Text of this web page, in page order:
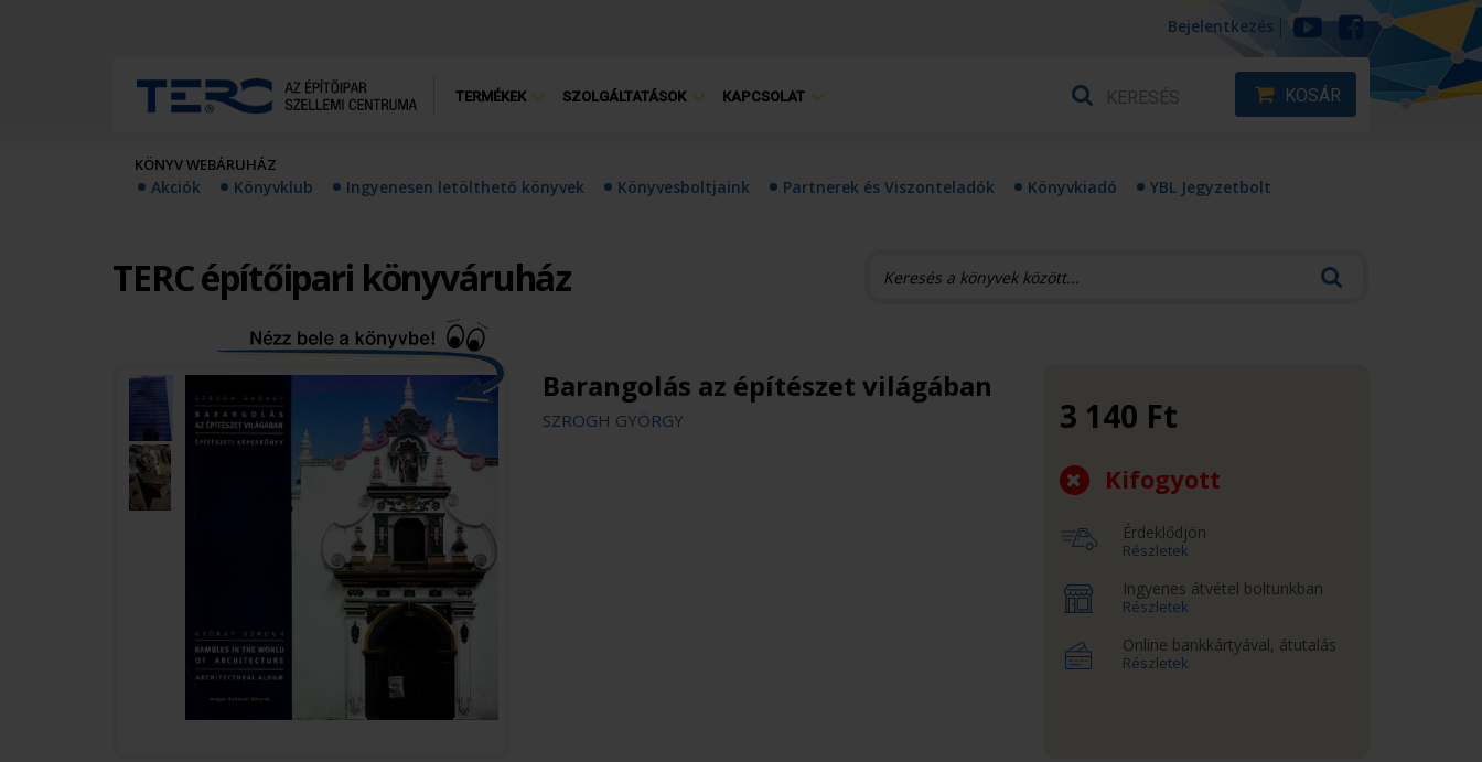
Bejelentkezés
TERMÉKEK SZOLGÁLTATÁSOK KAPCSOLAT KOSÁR
KÖNYV WEBÁRUHÁZ
Akciók Könyvklub Ingyenesen letölthető könyvek Könyvesboltjaink Partnerek és Viszonteladók Könyvkiadó YBL Jegyzetbolt
TERC építőipari könyváruház
Barangolás az építészet világában
SZROGH GYÖRGY 3 140 Ft
Kifogyott
Érdeklődjön
Részletek
Ingyenes átvétel boltunkban
Részletek
Online bankkártyával, átutalás
Részletek